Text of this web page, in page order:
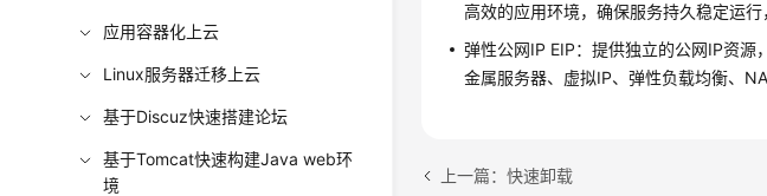
应用容器化上云
Linux服务器迁移上云
基于Discuz快速搭建论坛
基于Tomcat快速构建Java web环
境
高效的应用环境，确保服务持久稳定运行
弹性公网IP EIP：提供独立的公网IP资
金属服务器、虚拟IP、弹性负载均衡、
上一篇：快速卸载